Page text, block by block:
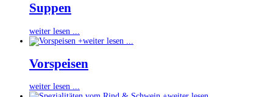
Suppen
weiter lesen ...
+weiter lesen ...
Vorspeisen
weiter lesen ...